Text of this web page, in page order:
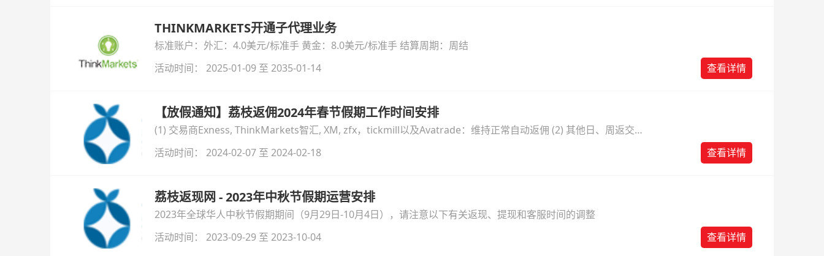
THINKMARKETS开通子代理业务
标准账户：外汇：4.0美元/标准手 黄金：8.0美元/标准手 结算周期：周结
活动时间： 2025-01-09 至 2035-01-14
查看详情
【放假通知】荔枝返佣2024年春节假期工作时间安排
(1) 交易商Exness, ThinkMarkets智汇, XM, zfx，tickmill以及Avatrade：维持正常自动返佣 (2) 其他日、周返交易
商：2月10日-2月18日期间暂停，2024年2月19日（周一）后恢复正常返佣
活动时间： 2024-02-07 至 2024-02-18 查看详情
荔枝返现网 - 2023年中秋节假期运营安排
2023年全球华人中秋节假期期间（9月29日-10月4日），请注意以下有关返现、提现和客服时间的调整
活动时间： 2023-09-29 至 2023-10-04
查看详情